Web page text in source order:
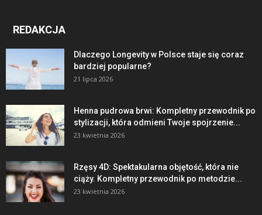
REDAKCJA
Dlaczego Longevity w Polsce staje się coraz
bardziej popularne?
21 lipca 2026
Henna pudrowa brwi: Kompletny przewodnik po
stylizacji, która odmieni Twoje spojrzenie...
23 kwietnia 2026
Rzęsy 4D: Spektakularna objętość, która nie
ciąży. Kompletny przewodnik po metodzie...
23 kwietnia 2026